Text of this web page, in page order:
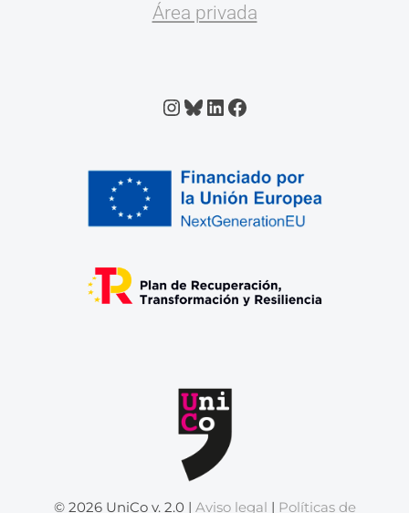
Área privada
Instagram
Bluesky
LinkedIn
Facebook
© 2026 UniCo v. 2.0 | Aviso legal | Políticas de